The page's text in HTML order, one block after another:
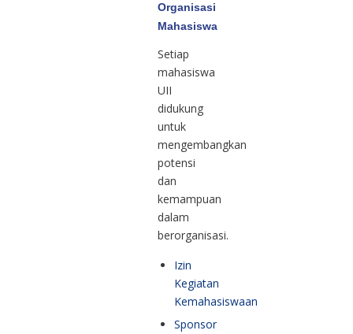
Organisasi
Mahasiswa
Setiap
mahasiswa
UII
didukung
untuk
mengembangkan
potensi
dan
kemampuan
dalam
berorganisasi.
Izin
Kegiatan
Kemahasiswaan
Sponsor